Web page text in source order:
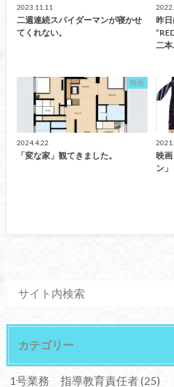
2023.11.11
二週連続スパイダーマンが寝かせ
てくれない。
昨
二
映画
2024.4.22
「変な家」観てきました。
映
ン」
カテゴリー
1号業務 指導教育責任者(25)